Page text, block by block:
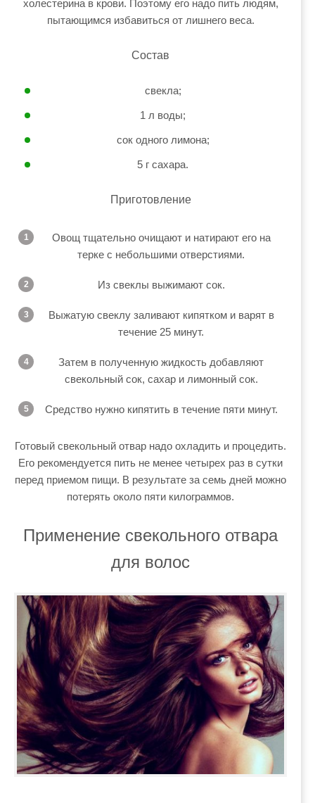
холестерина в крови. Поэтому его надо пить людям,
пытающимся избавиться от лишнего веса.
Состав
свекла;
1 л воды;
сок одного лимона;
5 г сахара.
Приготовление
Овощ тщательно очищают и натирают его на
терке с небольшими отверстиями.
Из свеклы выжимают сок.
Выжатую свеклу заливают кипятком и варят в
течение 25 минут.
Затем в полученную жидкость добавляют
свекольный сок, сахар и лимонный сок.
Средство нужно кипятить в течение пяти минут.
Готовый свекольный отвар надо охладить и процедить.
Его рекомендуется пить не менее четырех раз в сутки
перед приемом пищи. В результате за семь дней можно
потерять около пяти килограммов.
Применение свекольного отвара
для волос